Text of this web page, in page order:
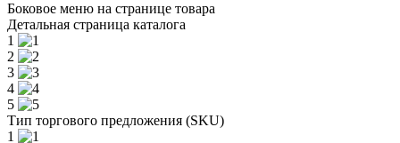
Боковое меню на странице товара
Детальная страница каталога
1
2
3
4
5
Тип торгового предложения (SKU)
1